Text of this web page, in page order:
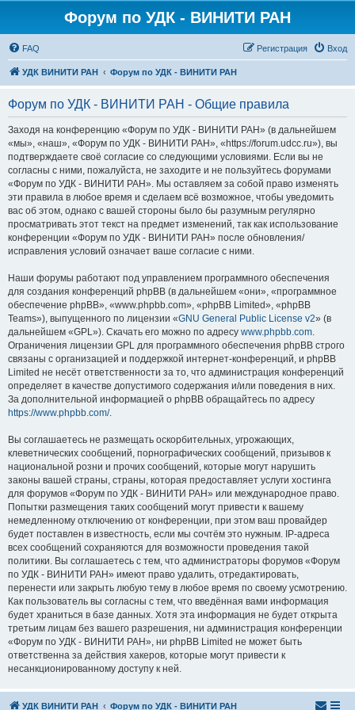
Форум по УДК - ВИНИТИ РАН
FAQ Вход
Регистрация
УДК ВИНИТИ РАН Форум по УДК - ВИНИТИ РАН
Форум по УДК - ВИНИТИ РАН - Общие правила
Заходя на конференцию «Форум по УДК - ВИНИТИ РАН» (в дальнейшем
«мы», «наш», «Форум по УДК - ВИНИТИ РАН», «https://forum.udcc.ru»), вы
подтверждаете своё согласие со следующими условиями. Если вы не
согласны с ними, пожалуйста, не заходите и не пользуйтесь форумами
«Форум по УДК - ВИНИТИ РАН». Мы оставляем за собой право изменять
эти правила в любое время и сделаем всё возможное, чтобы уведомить
вас об этом, однако с вашей стороны было бы разумным регулярно
просматривать этот текст на предмет изменений, так как использование
конференции «Форум по УДК - ВИНИТИ РАН» после обновления/
исправления условий означает ваше согласие с ними.
Наши форумы работают под управлением программного обеспечения
для создания конференций phpBB (в дальнейшем «они», «программное
обеспечение phpBB», «www.phpbb.com», «phpBB Limited», «phpBB
Teams»), выпущенного по лицензии «GNU General Public License v2» (в
дальнейшем «GPL»). Скачать его можно по адресу www.phpbb.com.
Ограничения лицензии GPL для программного обеспечения phpBB строго
связаны с организацией и поддержкой интернет-конференций, и phpBB
Limited не несёт ответственности за то, что администрация конференций
определяет в качестве допустимого содержания и/или поведения в них.
За дополнительной информацией о phpBB обращайтесь по адресу
https://www.phpbb.com/.
Вы соглашаетесь не размещать оскорбительных, угрожающих,
клеветнических сообщений, порнографических сообщений, призывов к
национальной розни и прочих сообщений, которые могут нарушить
законы вашей страны, страны, которая предоставляет услуги хостинга
для форумов «Форум по УДК - ВИНИТИ РАН» или международное право.
Попытки размещения таких сообщений могут привести к вашему
немедленному отключению от конференции, при этом ваш провайдер
будет поставлен в известность, если мы сочтём это нужным. IP-адреса
всех сообщений сохраняются для возможности проведения такой
политики. Вы соглашаетесь с тем, что администраторы форумов «Форум
по УДК - ВИНИТИ РАН» имеют право удалить, отредактировать,
перенести или закрыть любую тему в любое время по своему усмотрению.
Как пользователь вы согласны с тем, что введённая вами информация
будет храниться в базе данных. Хотя эта информация не будет открыта
третьим лицам без вашего разрешения, ни администрация конференции
«Форум по УДК - ВИНИТИ РАН», ни phpBB Limited не может быть
ответственна за действия хакеров, которые могут привести к
несанкционированному доступу к ней.
УДК ВИНИТИ РАН Форум по УДК - ВИНИТИ РАН